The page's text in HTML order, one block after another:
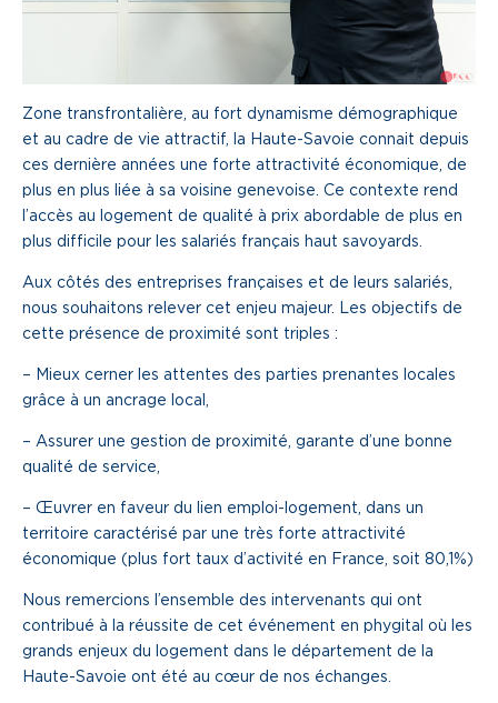
Notre projet d’entreprise
Notre histoire
Nous rejoindre
Zone transfrontalière, au fort dynamisme démographique
et au cadre de vie attractif, la Haute-Savoie connait depuis
ces dernière années une forte attractivité économique, de
plus en plus liée à sa voisine genevoise. Ce contexte rend
l’accès au logement de qualité à prix abordable de plus en
plus difficile pour les salariés français haut savoyards.
Aux côtés des entreprises françaises et de leurs salariés,
nous souhaitons relever cet enjeu majeur. Les objectifs de
cette présence de proximité sont triples :
– Mieux cerner les attentes des parties prenantes locales
grâce à un ancrage local,
– Assurer une gestion de proximité, garante d’une bonne
qualité de service,
– Œuvrer en faveur du lien emploi-logement, dans un
territoire caractérisé par une très forte attractivité
économique (plus fort taux d’activité en France, soit 80,1%)
Nous remercions l’ensemble des intervenants qui ont
contribué à la réussite de cet événement en phygital où les
grands enjeux du logement dans le département de la
Haute-Savoie ont été au cœur de nos échanges.